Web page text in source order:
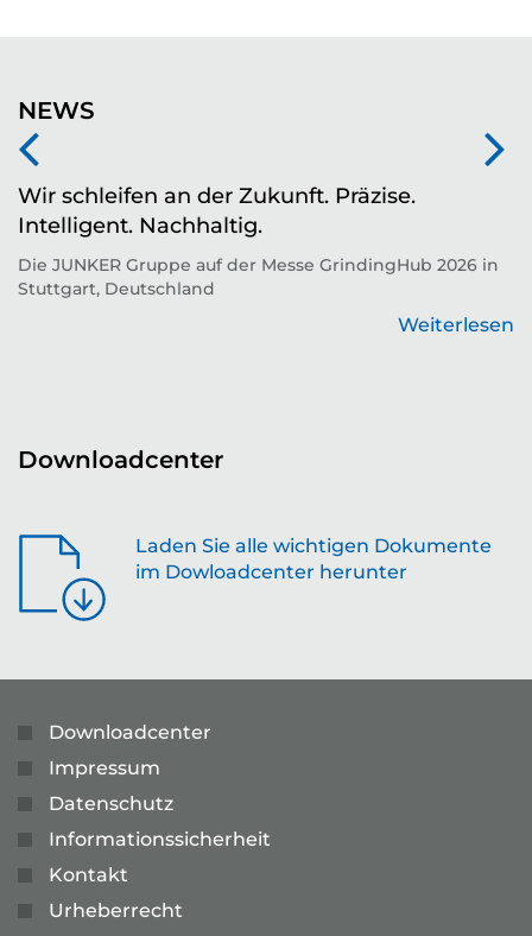
NEWS
Wir schleifen an der Zukunft. Präzise.
Intelligent. Nachhaltig.
Die JUNKER Gruppe auf der Messe GrindingHub 2026 in
Stuttgart, Deutschland
Weiterlesen
Downloadcenter
Laden Sie alle wichtigen Dokumente
im Dowloadcenter herunter
Downloadcenter
Impressum
Datenschutz
Informationssicherheit
Kontakt
Urheberrecht